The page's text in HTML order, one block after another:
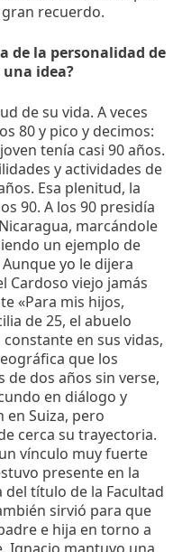
recuerdo.
de la personalidad de
idea?
de su vida. A veces
80 y pico y decimos:
tenía casi 90 años.
y actividades de
Esa plenitud, la
90. A los 90 presidía
marcándole
un ejemplo de
yo le dijera
Cardoso viejo jamás
«Para mis hijos,
de 25, el abuelo
en sus vidas,
que los
de dos años sin verse,
en diálogo y
en Suiza, pero
cerca su trayectoria.
vínculo muy fuerte
presente en la
título de la Facultad
sirvió para que
e hija en torno a
Ignacio mantuvo una